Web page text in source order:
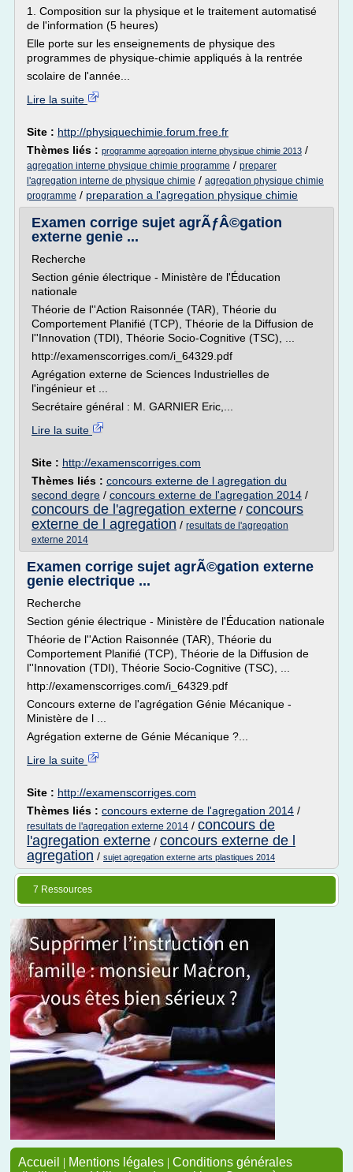
1. Composition sur la physique et le traitement automatisé
de l'information (5 heures)
Elle porte sur les enseignements de physique des
programmes de physique-chimie appliqués à la rentrée
scolaire de l'année...
Lire la suite
Site : http://physiquechimie.forum.free.fr
Thèmes liés : programme agregation interne physique chimie 2013 /
agregation interne physique chimie programme / preparer
l'agregation interne de physique chimie / agregation physique chimie
programme / preparation a l'agregation physique chimie
Examen corrige sujet agrÃƒÂ©gation
externe genie ...
Recherche
Section génie électrique - Ministère de l'Éducation
nationale
Théorie de l''Action Raisonnée (TAR), Théorie du
Comportement Planifié (TCP), Théorie de la Diffusion de
l''Innovation (TDI), Théorie Socio-Cognitive (TSC), ...
http://examenscorriges.com/i_64329.pdf
Agrégation externe de Sciences Industrielles de
l'ingénieur et ...
Secrétaire général : M. GARNIER Eric,...
Lire la suite
Site : http://examenscorriges.com
Thèmes liés : concours externe de l agregation du
second degre / concours externe de l'agregation 2014 /
concours de l'agregation externe / concours
externe de l agregation / resultats de l'agregation
externe 2014
Examen corrige sujet agrÃ©gation externe
genie electrique ...
Recherche
Section génie électrique - Ministère de l'Éducation nationale
Théorie de l''Action Raisonnée (TAR), Théorie du
Comportement Planifié (TCP), Théorie de la Diffusion de
l''Innovation (TDI), Théorie Socio-Cognitive (TSC), ...
http://examenscorriges.com/i_64329.pdf
Concours externe de l'agrégation Génie Mécanique -
Ministère de l ...
Agrégation externe de Génie Mécanique ?...
Lire la suite
Site : http://examenscorriges.com
Thèmes liés : concours externe de l'agregation 2014 /
resultats de l'agregation externe 2014 / concours de
l'agregation externe / concours externe de l
agregation / sujet agregation externe arts plastiques 2014
7 Ressources
Accueil | Mentions légales | Conditions générales